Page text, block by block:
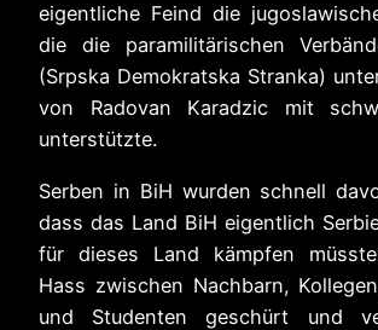
eigentliche Feind die
die die paramilitärischen
(Srpska Demokratska Stranka)
von Radovan Karadzic mit
unterstützte.
Serben in BiH wurden schnell
dass das Land BiH eigentlich
für dieses Land kämpfen
Hass zwischen Nachbarn,
und Studenten geschürt und